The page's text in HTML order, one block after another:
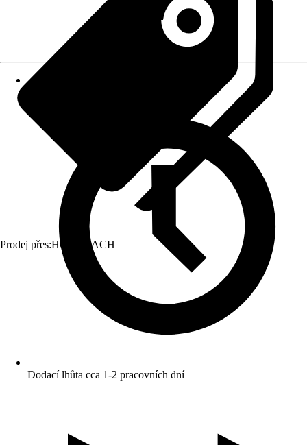
Prodej přes:HORNBACH
Dodací lhůta cca 1-2 pracovních dní